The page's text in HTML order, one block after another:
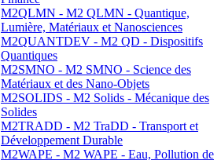
M2QLMN - M2 QLMN - Quantique,
Lumière, Matériaux et Nanosciences
M2QUANTDEV - M2 QD - Dispositifs
Quantiques
M2SMNO - M2 SMNO - Science des
Matériaux et des Nano-Objets
M2SOLIDS - M2 Solids - Mécanique des
Solides
M2TRADD - M2 TraDD - Transport et
Développement Durable
M2WAPE - M2 WAPE - Eau, Pollution de